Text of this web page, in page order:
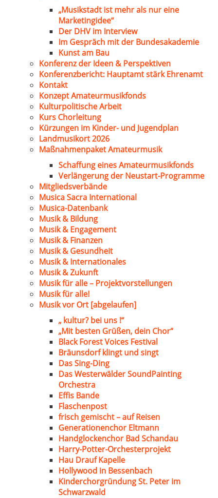
„Musikstadt ist mehr als nur eine
Marketingidee“
Der DHV im Interview
Im Gespräch mit der Bundesakademie
Kunst am Bau
Konferenz der Ideen & Perspektiven
Konferenzbericht: Hauptamt stärk Ehrenamt
Kontakt
Konzept Amateurmusikfonds
Kulturpolitische Arbeit
Kurs Chorleitung
Kürzungen im Kinder- und Jugendplan
Landmusikort 2026
Maßnahmenpaket Amateurmusik
Schaffung eines Amateurmusikfonds
Verlängerung der Neustart-Programme
Mitgliedsverbände
Musica Sacra International
Musica-Datenbank
Musik & Bildung
Musik & Engagement
Musik & Finanzen
Musik & Gesundheit
Musik & Internationales
Musik & Zukunft
Musik für alle – Projektvorstellungen
Musik für alle!
Musik vor Ort [abgelaufen]
„ kultur? bei uns !“
„Mit besten Grüßen, dein Chor“
Black Forest Voices Festival
Bräunsdorf klingt und singt
Das Sing-Ding
Das Westerwälder SoundPainting
Orchestra
Effis Bande
Flaschenpost
frisch gemischt – auf Reisen
Generationenchor Eltmann
Handglockenchor Bad Schandau
Harry-Potter-Orchesterprojekt
Hau Drauf Kapelle
Hollywood in Bessenbach
Kinderchorgründung St. Peter im
Schwarzwald